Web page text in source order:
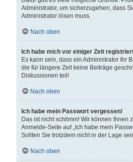
Administrator, um sicherzugehen, dass
Administrator lösen muss.
Nach oben
Ich habe mich vor einiger Zeit
Es kann sein, dass ein Administrator Ihr
die für längere Zeit keine Beiträge
Diskussionen teil!
Nach oben
Ich habe mein Passwort vergessen!
Das ist nicht schlimm! Wir können
Anmelde-Seite auf „Ich habe mein
Sollten Sie trotzdem nicht in der Lage
Nach oben